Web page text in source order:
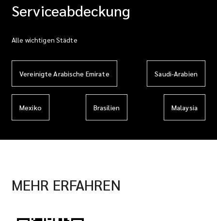
Serviceabdeckung
Alle wichtigen Städte
Vereinigte Arabische Emirate Saudi-Arabien
Mexiko Brasilien Malaysia
MEHR ERFAHREN